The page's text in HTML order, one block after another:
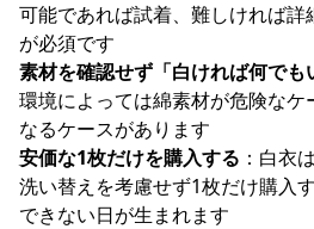
可能であれば試着、難しければ
が必須です
素材を確認せず「白ければ何でも
環境によっては綿素材が危険な
なるケースがあります
安価な1枚だけを購入する ：白衣
洗い替えを考慮せず1枚だけ購入
できない日が生まれます